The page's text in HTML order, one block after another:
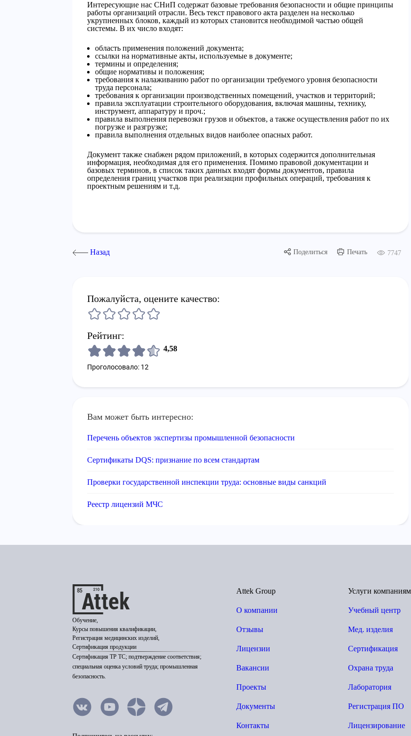
Интересующие нас СНиП содержат базовые требования безопасности и общие принципы
работы организаций отрасли. Весь текст правового акта разделен на несколько
укрупненных блоков, каждый из которых становится необходимой частью общей
системы. В их число входят:
область применения положений документа;
ссылки на нормативные акты, используемые в документе;
термины и определения;
общие нормативы и положения;
требования к налаживанию работ по организации требуемого уровня безопасности
труда персонала;
требования к организации производственных помещений, участков и территорий;
правила эксплуатации строительного оборудования, включая машины, технику,
инструмент, аппаратуру и проч.;
правила выполнения перевозки грузов и объектов, а также осуществления работ по их
погрузке и разгрузке;
правила выполнения отдельных видов наиболее опасных работ.
Документ также снабжен рядом приложений, в которых содержится дополнительная
информация, необходимая для его применения. Помимо правовой документации и
базовых терминов, в список таких данных входят формы документов, правила
определения границ участков при реализации профильных операций, требования к
проектным решениям и т.д.
Назад Поделиться Печать 7747
Пожалуйста, оцените качество:
Рейтинг:
4,58
Проголосовало: 12
Вам может быть интересно:
Перечень объектов экспертизы промышленной безопасности
Сертификаты DQS: признание по всем стандартам
Проверки государственной инспекции труда: основные виды санкций
Реестр лицензий МЧС
Обучение,
Курсы повышения квалификации,
Регистрация медицинских изделий,
Сертификация продукции
Сертификация ТР ТС; подтверждение соответствия;
специальная оценка условий труда; промышленная
безопасность.
Attek Group
О компании
Отзывы
Лицензии
Вакансии
Проекты
Документы
Контакты
Услуги компаниям
Учебный центр
Мед. изделия
Сертификация
Охрана труда
Лаборатория
Регистрация ПО
Лицензирование